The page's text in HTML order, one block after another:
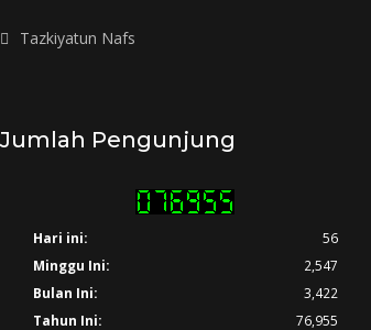
Tazkiyatun Nafs
Jumlah Pengunjung
Hari ini:
56
Minggu Ini:
2,547
Bulan Ini:
3,422
Tahun Ini:
76,955